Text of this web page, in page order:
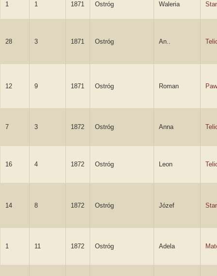
1 1 1871 Ostróg Waleria
28 3 1871 Ostróg An..
12 9 1871 Ostróg Roman
7 3 1872 Ostróg Anna
16 4 1872 Ostróg Leon
14 8 1872 Ostróg Józef
1 11 1872 Ostróg Adela